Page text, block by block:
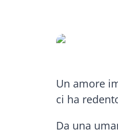
Un amore
ci ha
Da una